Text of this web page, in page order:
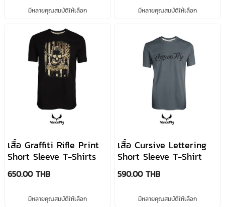
Holder Pin on
Survival
Tactical Scis...
Watch Cap
Fleece Earflap
Activity Air
Mesh Cap
RVS Doubling
Visor Velcro
Cap
Infinity Buff
Stinger Urban
Span...
Vest
Long Sleeve
มีหลายคุณสมบัติให้เลือก มีหลายคุณสมบัติให้เลือก
เสื้อ Graffiti Rifle Print
Short Sleeve T-Shirts
650.00 THB
มีหลายคุณสมบัติให้เลือก
เสื้อ Cursive Lettering
Short Sleeve T-Shirt
590.00 THB
มีหลายคุณสมบัติให้เลือก